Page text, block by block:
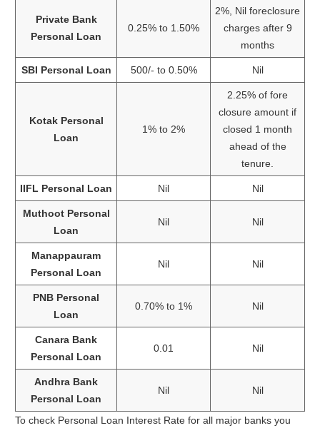
Private Bank
Personal Loan
0.25% to 1.50%
2%, Nil foreclosure
charges after 9
months
SBI Personal Loan 500/- to 0.50% Nil
Kotak Personal
Loan
1% to 2%
2.25% of fore
closure amount if
closed 1 month
ahead of the
tenure.
IIFL Personal Loan Nil Nil
Muthoot Personal
Loan
Nil Nil
Manappauram
Personal Loan
Nil Nil
PNB Personal
Loan
0.70% to 1% Nil
Canara Bank
Personal Loan
0.01 Nil
Andhra Bank
Personal Loan
Nil Nil
To check Personal Loan Interest Rate for all major banks you